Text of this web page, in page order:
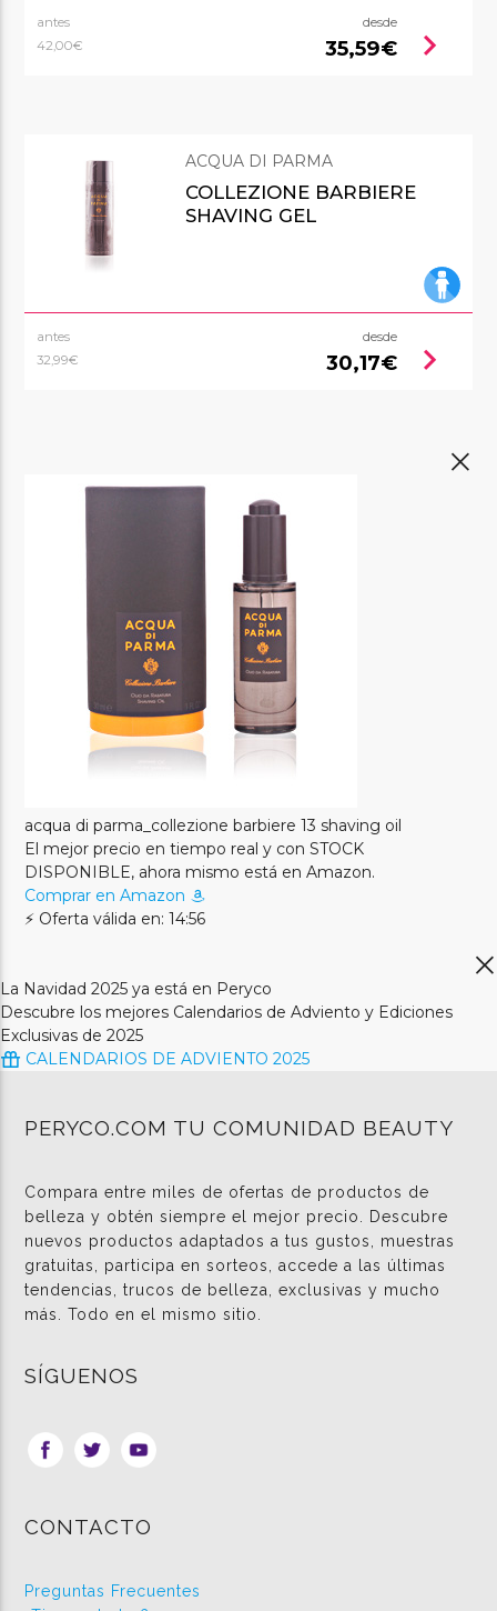
antes
42,00€
desde
35,59€ chevron_right
ACQUA DI PARMA
COLLEZIONE BARBIERE
SHAVING GEL
antes
32,99€
desde
30,17€ chevron_right
acqua di parma_collezione barbiere 13 shaving oil
El mejor precio en tiempo real y con STOCK
DISPONIBLE, ahora mismo está en Amazon.
Comprar en Amazon
⚡ Oferta válida en: 14:56
La Navidad 2025 ya está en Peryco
Descubre los mejores Calendarios de Adviento y Ediciones
Exclusivas de 2025
CALENDARIOS DE ADVIENTO 2025
PERYCO.COM TU COMUNIDAD BEAUTY
Compara entre miles de ofertas de productos de
belleza y obtén siempre el mejor precio. Descubre
nuevos productos adaptados a tus gustos, muestras
gratuitas, participa en sorteos, accede a las últimas
tendencias, trucos de belleza, exclusivas y mucho
más. Todo en el mismo sitio.
SÍGUENOS
CONTACTO
Preguntas Frecuentes